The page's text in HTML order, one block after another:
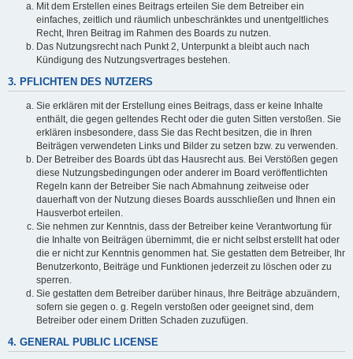
Mit dem Erstellen eines Beitrags erteilen Sie dem Betreiber ein
einfaches, zeitlich und räumlich unbeschränktes und unentgeltliches
Recht, Ihren Beitrag im Rahmen des Boards zu nutzen.
Das Nutzungsrecht nach Punkt 2, Unterpunkt a bleibt auch nach
Kündigung des Nutzungsvertrages bestehen.
3. PFLICHTEN DES NUTZERS
Sie erklären mit der Erstellung eines Beitrags, dass er keine Inhalte
enthält, die gegen geltendes Recht oder die guten Sitten verstoßen. Sie
erklären insbesondere, dass Sie das Recht besitzen, die in Ihren
Beiträgen verwendeten Links und Bilder zu setzen bzw. zu verwenden.
Der Betreiber des Boards übt das Hausrecht aus. Bei Verstößen gegen
diese Nutzungsbedingungen oder anderer im Board veröffentlichten
Regeln kann der Betreiber Sie nach Abmahnung zeitweise oder
dauerhaft von der Nutzung dieses Boards ausschließen und Ihnen ein
Hausverbot erteilen.
Sie nehmen zur Kenntnis, dass der Betreiber keine Verantwortung für
die Inhalte von Beiträgen übernimmt, die er nicht selbst erstellt hat oder
die er nicht zur Kenntnis genommen hat. Sie gestatten dem Betreiber, Ihr
Benutzerkonto, Beiträge und Funktionen jederzeit zu löschen oder zu
sperren.
Sie gestatten dem Betreiber darüber hinaus, Ihre Beiträge abzuändern,
sofern sie gegen o. g. Regeln verstoßen oder geeignet sind, dem
Betreiber oder einem Dritten Schaden zuzufügen.
4. GENERAL PUBLIC LICENSE